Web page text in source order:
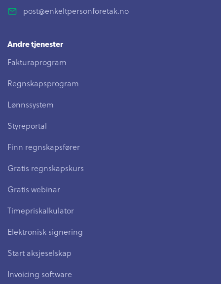
post@enkeltpersonforetak.no
Andre tjenester
Fakturaprogram
Regnskapsprogram
Lønnssystem
Styreportal
Finn regnskapsfører
Gratis regnskapskurs
Gratis webinar
Timepriskalkulator
Elektronisk signering
Start aksjeselskap
Invoicing software